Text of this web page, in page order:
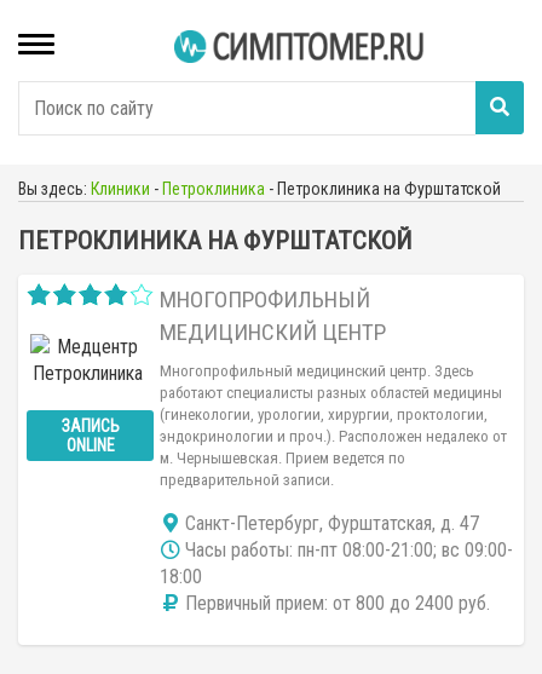
Вы здесь: Клиники - Петроклиника - Петроклиника на Фурштатской
ПЕТРОКЛИНИКА НА ФУРШТАТСКОЙ
ЗАПИСЬ
ONLINE
МНОГОПРОФИЛЬНЫЙ
МЕДИЦИНСКИЙ ЦЕНТР
Многопрофильный медицинский центр. Здесь
работают специалисты разных областей медицины
(гинекологии, урологии, хирургии, проктологии,
эндокринологии и проч.). Расположен недалеко от
м. Чернышевская. Прием ведется по
предварительной записи.
Санкт-Петербург, Фурштатская, д. 47
Часы работы: пн-пт 08:00-21:00; вс 09:00-
18:00
Первичный прием: от 800 до 2400 руб.